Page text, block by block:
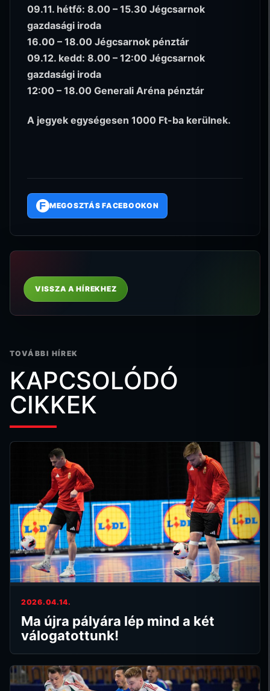
09.11. hétfő: 8.00 – 15.30 Jégcsarnok
gazdasági iroda
16.00 – 18.00 Jégcsarnok pénztár
09.12. kedd: 8.00 – 12:00 Jégcsarnok
gazdasági iroda
12:00 – 18.00 Generali Aréna pénztár
A jegyek egységesen 1000 Ft-ba kerülnek.
F MEGOSZTÁS FACEBOOKON
VISSZA A HÍREKHEZ
TOVÁBBI HÍREK
KAPCSOLÓDÓ
CIKKEK
2026.04.14.
Ma újra pályára lép mind a két
válogatottunk!